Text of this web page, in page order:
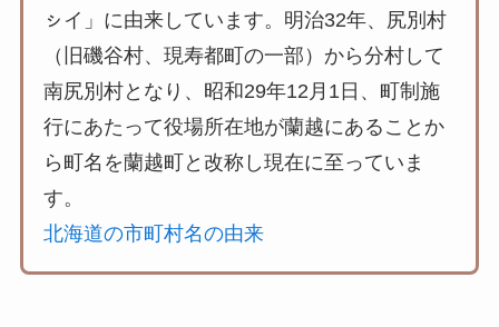
ㇱイ」に由来しています。明治32年、尻別村
（旧磯谷村、現寿都町の一部）から分村して
南尻別村となり、昭和29年12月1日、町制施
行にあたって役場所在地が蘭越にあることか
ら町名を蘭越町と改称し現在に至っていま
す。
北海道の市町村名の由来